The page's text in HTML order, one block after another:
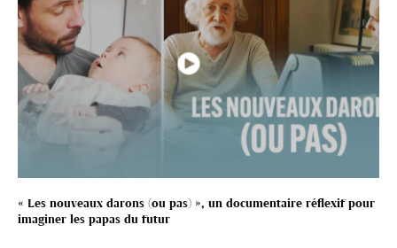
« Les nouveaux darons (ou pas) », un documentaire réflexif pour
imaginer les papas du futur